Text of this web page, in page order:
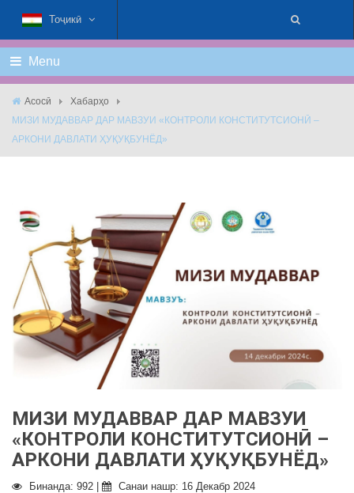
Тоҷикӣ
Menu
Асосӣ
Хабарҳо
МИЗИ МУДАВВАР ДАР МАВЗУИ «КОНТРОЛИ КОНСТИТУТСИОНӢ –
АРКОНИ ДАВЛАТИ ҲУҚУҚБУНЁД»
МИЗИ МУДАВВАР ДАР МАВЗУИ
«КОНТРОЛИ КОНСТИТУТСИОНӢ –
АРКОНИ ДАВЛАТИ ҲУҚУҚБУНЁД»
Бинанда: 992 | Санаи нашр: 16 Декабр 2024